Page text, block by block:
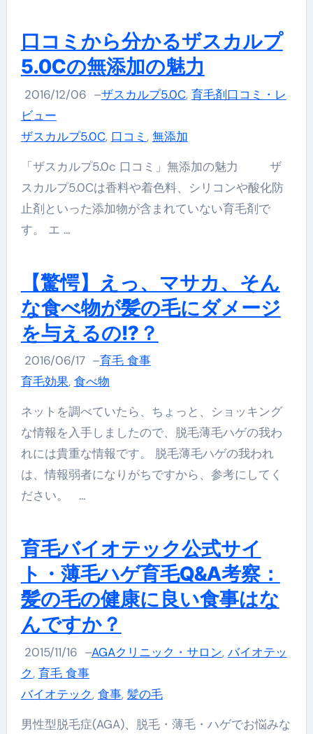
口コミから分かるザスカルプ
5.0Cの無添加の魅力
2016/12/06 –ザスカルプ5.0C, 育毛剤口コミ・レ
ビュー
ザスカルプ5.0C, 口コミ , 無添加
「ザスカルプ5.0c 口コミ」無添加の魅力 ザ
スカルプ5.0Cは香料や着色料、シリコンや酸化防
止剤といった添加物が含まれていない育毛剤で
す。 エ …
【驚愕】えっ、マサカ、そん
な食べ物が髪の毛にダメージ
を与えるの!?？
2016/06/17 –育毛 食事
育毛効果, 食べ物
ネットを調べていたら、ちょっと、ショッキング
な情報を入手しましたので、脱毛薄毛ハゲの我わ
れには貴重な情報です。 脱毛薄毛ハゲの我われ
は、情報弱者になりがちですから、参考にしてく
ださい。 …
育毛バイオテック公式サイ
ト・薄毛ハゲ育毛Q&A考察：
髪の毛の健康に良い食事はな
んですか？
2015/11/16 –AGAクリニック・サロン, バイオテッ
ク, 育毛 食事
バイオテック, 食事, 髪の毛
男性型脱毛症(AGA)、脱毛・薄毛・ハゲでお悩みな